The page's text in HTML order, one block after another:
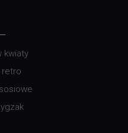
kwiaty
retro